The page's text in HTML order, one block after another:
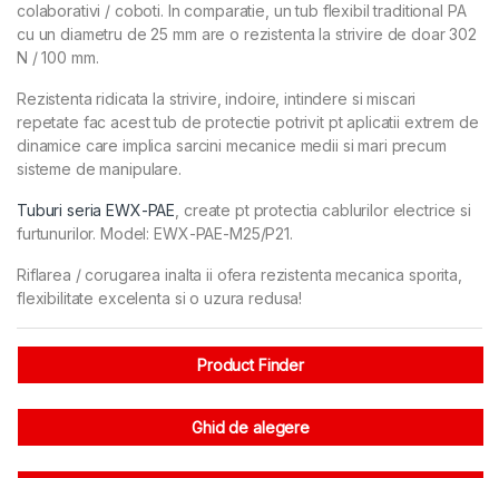
colaborativi / coboti. In comparatie, un tub flexibil traditional PA
cu un diametru de 25 mm are o rezistenta la strivire de doar 302
N / 100 mm.
Rezistenta ridicata la strivire, indoire, intindere si miscari
repetate fac acest tub de protectie potrivit pt aplicatii extrem de
dinamice care implica sarcini mecanice medii si mari precum
sisteme de manipulare.
Tuburi seria EWX-PAE , create pt protectia cablurilor electrice si
furtunurilor. Model: EWX-PAE-M25/P21.
Riflarea / corugarea inalta ii ofera rezistenta mecanica sporita,
flexibilitate excelenta si o uzura redusa!
Product Finder
Ghid de alegere